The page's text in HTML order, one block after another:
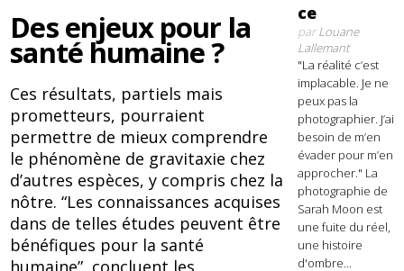
Des enjeux pour la
santé humaine ?
Ces résultats, partiels mais
prometteurs, pourraient
permettre de mieux comprendre
le phénomène de gravitaxie chez
d’autres espèces, y compris chez la
nôtre. “Les connaissances acquises
dans de telles études peuvent être
bénéfiques pour la santé
humaine”, concluent les
ce
parLouane
Lallemant
"La réalité c’est
implacable. Je ne
peux pas la
photographier. J’ai
besoin de m’en
évader pour m’en
approcher." La
photographie de
Sarah Moon est
une fuite du réel,
une histoire
d'ombre...